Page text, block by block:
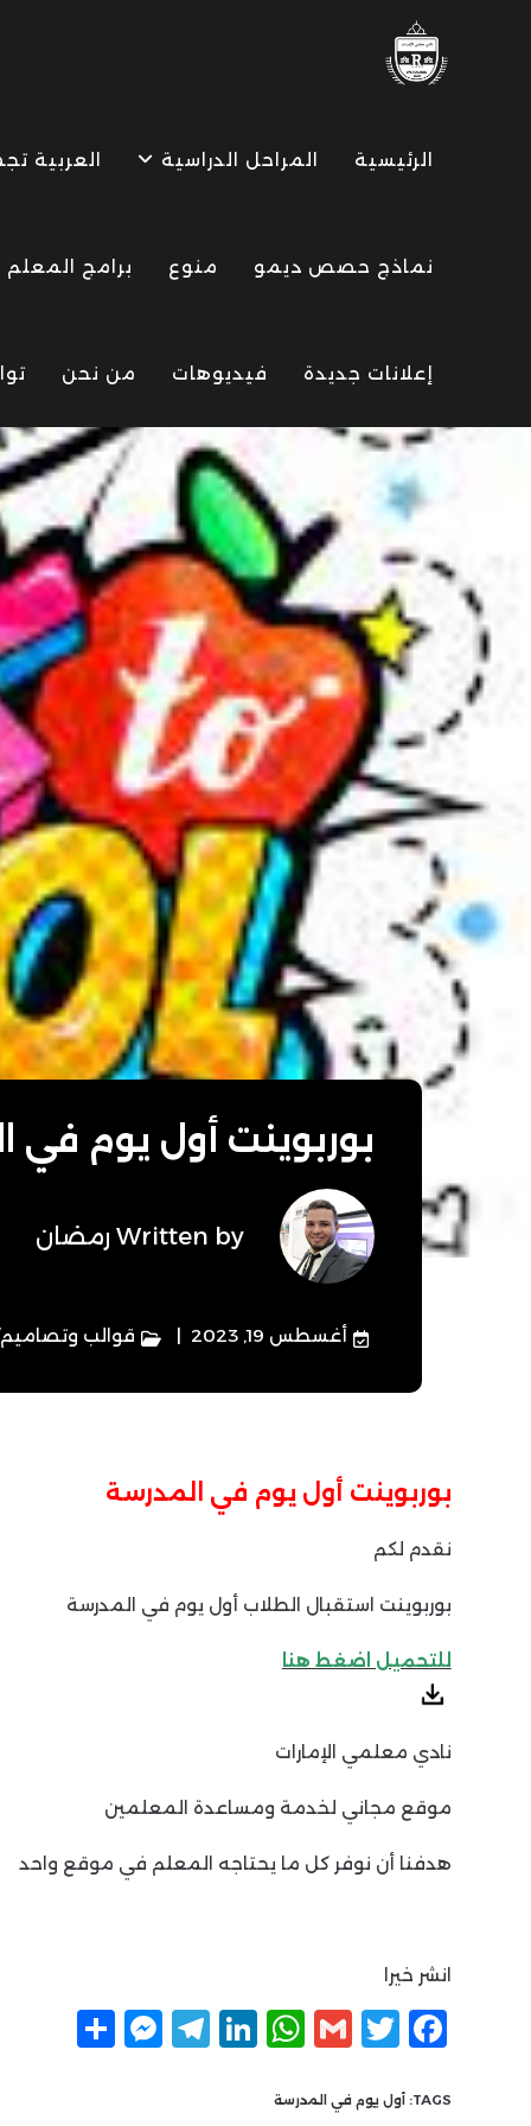
الرئيسية المراحل الدراسية العربية
نماذج حصص ديمو منوع برامج المعلم
إعلانات جديدة فيديوهات من نحن
بوربوينت أول يوم في
Written by رمضان
أغسطس 19, 2023 قوالب وتصاميم
بوربوينت أول يوم في المدرسة
نقدم لكم
بوربوينت استقبال الطلاب أول يوم في المدرسة
للتحميل اضغط هنا
نادي معلمي الإمارات
موقع مجاني لخدمة ومساعدة المعلمين
هدفنا أن نوفر كل ما يحتاجه المعلم في موقع واحد
انشر خيرا
F
c
T
itt
G
ai
W
Li
T
M
TAGS: أول يوم في المدرسة